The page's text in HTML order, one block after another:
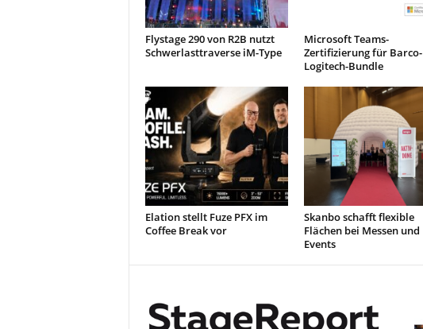
Flystage 290 von R2B nutzt
Schwerlasttraverse iM-Type
Microsoft Teams-
Zertifizierung für Barco-
Logitech-Bundle
Elation stellt Fuze PFX im
Coffee Break vor
Skanbo schafft flexible
Flächen bei Messen und
Events